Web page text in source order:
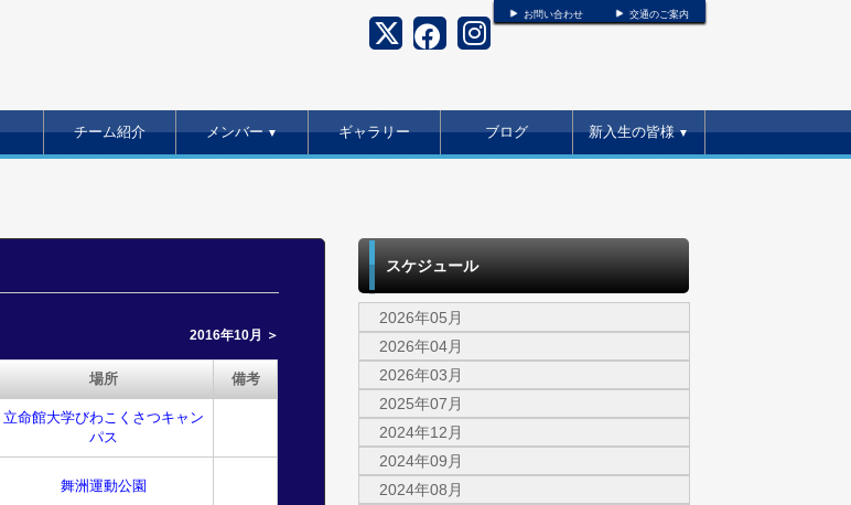
お問い合わせ 交通のご案内
チーム紹介 メンバー▼ ギャラリー ブログ 新入生の皆様▼
2016年10月 ＞
場所 備考
立命館大学びわこくさつキャン
パス
舞洲運動公園
スケジュール
2026年05月
2026年04月
2026年03月
2025年07月
2024年12月
2024年09月
2024年08月